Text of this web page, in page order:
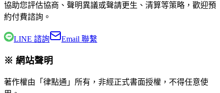
協助您評估協商、聲明異議或聲請更生、清算等策略，歡迎預
約付費諮詢。
LINE 諮詢 Email 聯繫
※ 網站聲明
著作權由「律點通」所有，非經正式書面授權，不得任意使